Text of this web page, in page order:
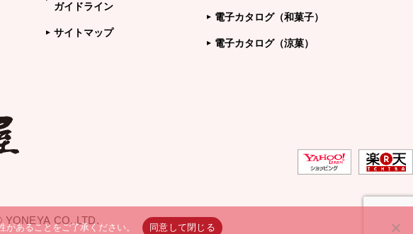
ガイドライン
サイトマップ
電子カタログ（和菓子）
電子カタログ（涼菓）
YONEYA CO.,LTD.
あることをご了承ください。 同意して閉じる